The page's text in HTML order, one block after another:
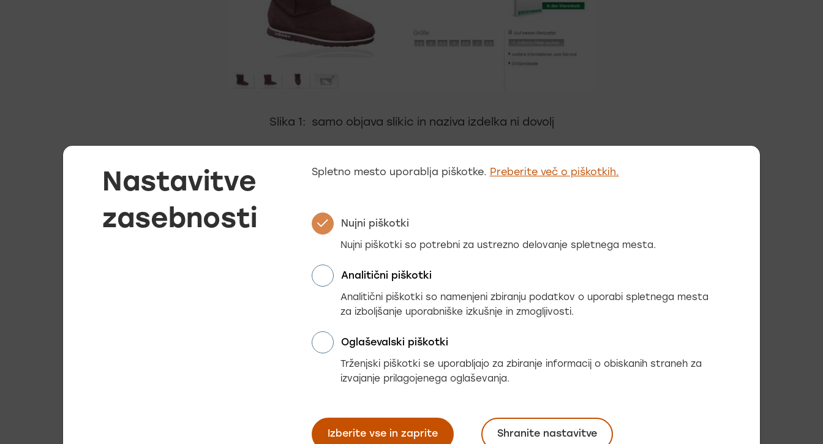
Slika 1: samo objava slikic in naziva izdelka ni dovolj
tehnične karakteristike, navodila za uporabo, video predstavitve,
blagovne znamke in neposredno vpliva na nakupno odločitev, tudi
če kupec izdelka ne namerava kupiti.
Vsi prodajalci potrebujejo podatke o izdelkih, ki so prilagojeni
zaposlenih. Tako ali tako pa …
Vsi podatki so že v ERP-u
V ERP-ju so običajno zbrani podatki, ki jih podjetje potrebuje za
normalno poslovanje (cene, zaloge…)…Kaj pa različni tipi fotografij,
Nastavitve
zasebnosti
Spletno mesto uporablja piškotke. Preberite več o piškotkih.
Nujni piškotki
Nujni piškotki so potrebni za ustrezno delovanje spletnega mesta.
Analitični piškotki
Analitični piškotki so namenjeni zbiranju podatkov o uporabi spletnega mesta
za izboljšanje uporabniške izkušnje in zmogljivosti.
Oglaševalski piškotki
Trženjski piškotki se uporabljajo za zbiranje informacij o obiskanih straneh za
izvajanje prilagojenega oglaševanja.
Izberite vse in zaprite Shranite nastavitve